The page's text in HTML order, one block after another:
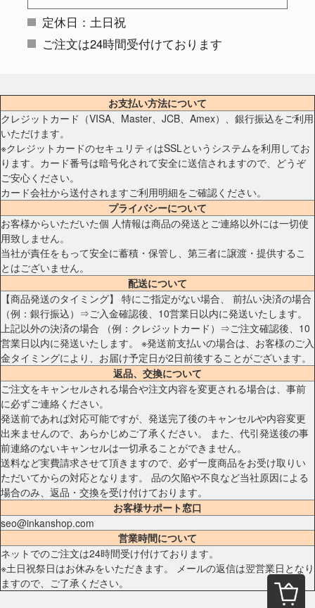
定休日：土日祝
ご注文は24時間受付けております
お支払い方法について
クレジットカード（VISA、Master、JCB、Amex）、銀行振込をご利用
いただけます。
※クレジットカードのセキュリティはSSLというシステムを利用してお
ります。カード番号は暗号化されて安全に送信されますので、どうぞ
ご安心ください。
カード会社から送付されますご利用明細をご確認ください。
プライバシーについて
お客様からいただいた個 人情報は商品の発送とご連絡以外には一切使
用致しません。
当社が責任をもって安全に蓄積・保管し、第三者に譲渡・提供するこ
とはございません。
配送について
【商品発送のタイミング】 特にご指定がない場合、 前払い決済の場合
（例：銀行振込）⇒ご入金確認後、10営業日以内に発送いたします。
上記以外の決済の場合 （例：クレジットカード）⇒ご注文確認後、10
営業日以内に発送いたします。 ※発送前支払いの場合は、お客様のご入
金タイミングにより、お届け予定日が2日前後することがございます。
返品、交換について
ご注文をキャンセルされる場合や注文内容を変更される場合は、事前
に必ずご連絡ください。
発送前であれば対応可能ですが、発送完了後のキャンセルや内容変更
出来ませんので、あらかじめご了承ください。 また、代引発送後の事
前連絡のないキャンセルは一切承ることができません。
送料など実費請求させて頂きますので、必ず一度商品をお受け取りい
ただいてからの対応となります。 品の欠陥や不良など当社原因による
場合のみ、返品・交換を受け付けております。
お客様サポート窓口
seo@inkanshop.com
営業時間について
ネットでのご注文は24時間受け付けております。
※土日祝祭日はお休みをいただきます。 メールの返信は翌営業日となり
ますので、ご了承ください。